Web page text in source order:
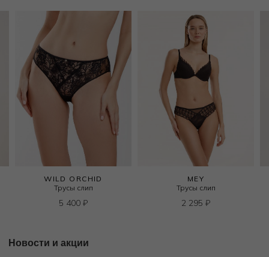
WILD ORCHID
Трусы слип
5 400 ₽
MEY
Трусы слип
2 295 ₽
Новости и акции